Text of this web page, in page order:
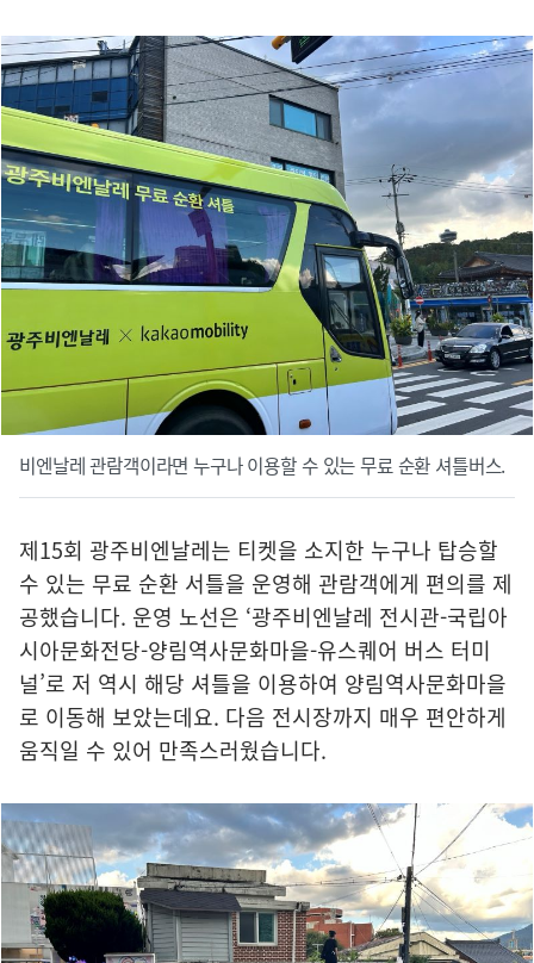
비엔날레 관람객이라면 누구나 이용할 수 있는 무료 순환 셔틀버스.
제15회 광주비엔날레는 티켓을 소지한 누구나 탑승할
수 있는 무료 순환 서틀을 운영해 관람객에게 편의를 제
공했습니다. 운영 노선은 ‘광주비엔날레 전시관-국립아
시아문화전당-양림역사문화마을-유스퀘어 버스 터미
널’로 저 역시 해당 셔틀을 이용하여 양림역사문화마을
로 이동해 보았는데요. 다음 전시장까지 매우 편안하게
움직일 수 있어 만족스러웠습니다.